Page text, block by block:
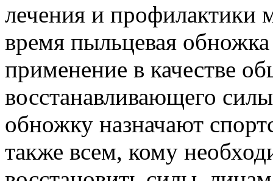
лечения и профилактики
время пыльцевая
применение в качестве
восстанавливающего
обножку назначают
также всем, кому